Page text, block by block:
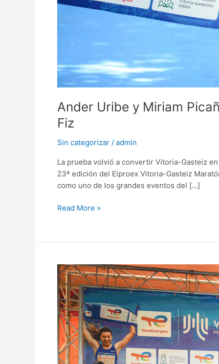
Ander Uribe y Miriam
Fiz
Sin categorizar / admin
La prueba volvió a convertir Vitoria-Gasteiz
23ª edición del Elproex Vitoria-Gasteiz
como uno de los grandes eventos del […]
Read More »
Presentación
de
Elproex
Vitoria-
Gasteiz
Maratón
Martín
Fiz